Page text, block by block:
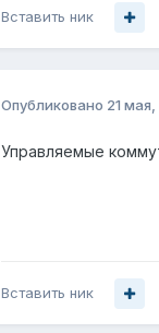
Вставить ник
Опубликовано 21
Управляемые
Вставить ник